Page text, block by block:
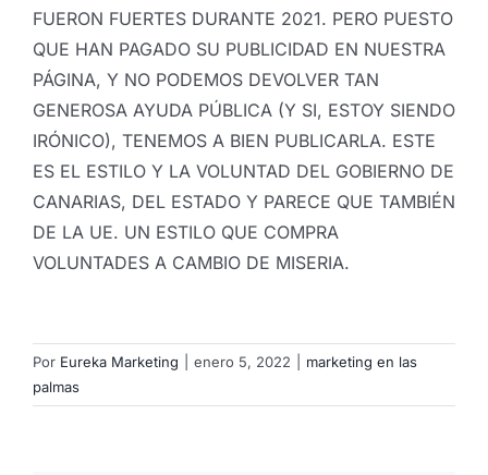
FUERON FUERTES DURANTE 2021. PERO PUESTO
QUE HAN PAGADO SU PUBLICIDAD EN NUESTRA
PÁGINA, Y NO PODEMOS DEVOLVER TAN
GENEROSA AYUDA PÚBLICA (Y SI, ESTOY SIENDO
IRÓNICO), TENEMOS A BIEN PUBLICARLA. ESTE
ES EL ESTILO Y LA VOLUNTAD DEL GOBIERNO DE
CANARIAS, DEL ESTADO Y PARECE QUE TAMBIÉN
DE LA UE. UN ESTILO QUE COMPRA
VOLUNTADES A CAMBIO DE MISERIA.
Por Eureka Marketing enero 5, 2022
marketing en las
palmas